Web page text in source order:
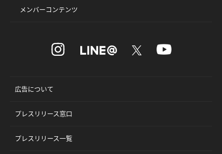
メンバーコンテンツ
広告について
プレスリリース窓口
プレスリリース一覧